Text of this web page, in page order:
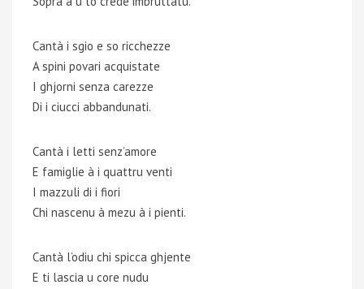
Cantà i sgio e so ricchezze
A spini povari acquistate
I ghjorni senza carezze
Di i ciucci abbandunati.
Cantà i letti senz’amore
E famiglie à i quattru venti
I mazzuli di i fiori
Chi nascenu à mezu à i pienti.
Cantà l’odiu chi spicca ghjente
E ti lascia u core nudu